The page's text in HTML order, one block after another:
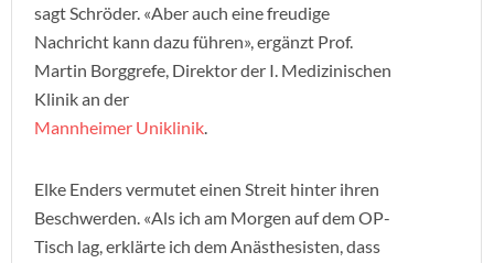
sagt Schröder. «Aber auch eine freudige
Nachricht kann dazu führen», ergänzt Prof.
Martin Borggrefe, Direktor der I. Medizinischen
Klinik an der
Mannheimer Uniklinik.
Elke Enders vermutet einen Streit hinter ihren
Beschwerden. «Als ich am Morgen auf dem OP-
Tisch lag, erklärte ich dem Anästhesisten, dass